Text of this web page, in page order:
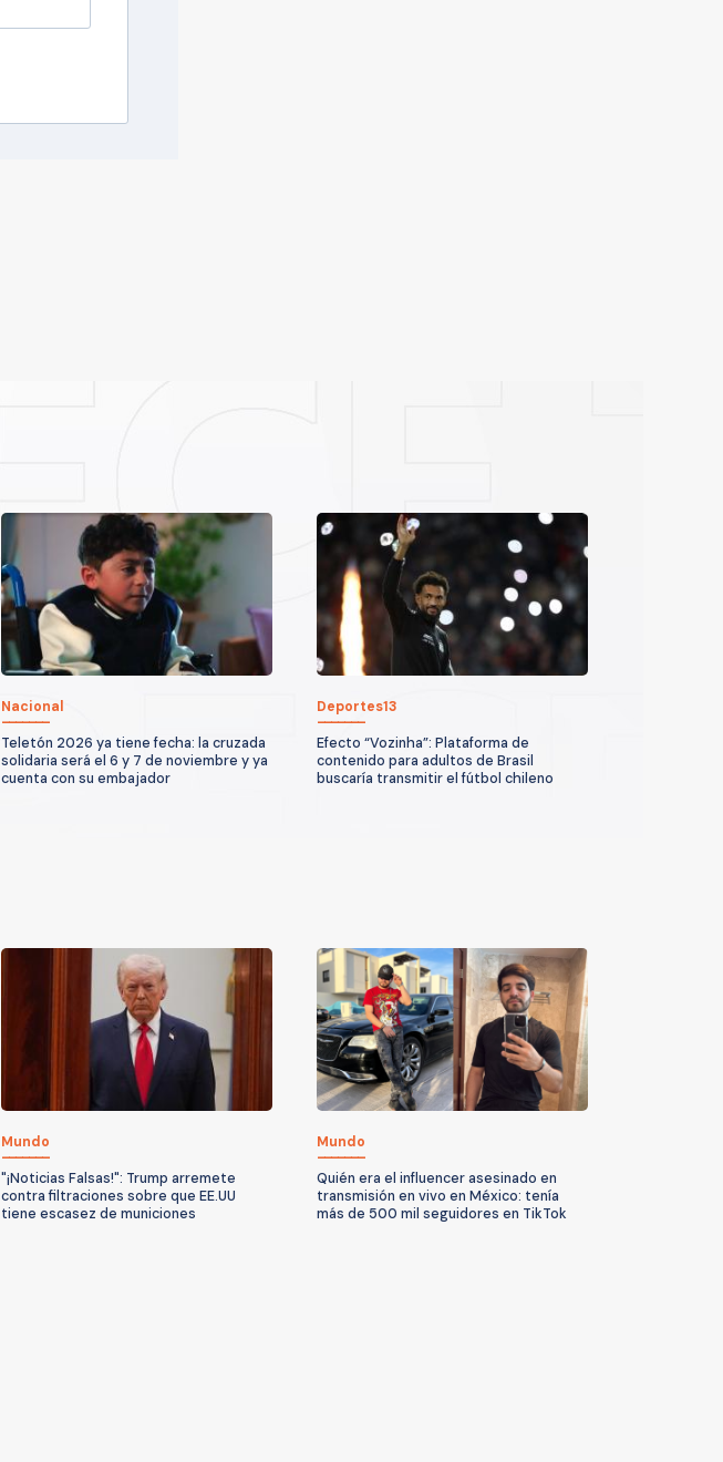
Nacional
Teletón 2026 ya tiene fecha: la cruzada
solidaria será el 6 y 7 de noviembre y ya
cuenta con su embajador
Deportes13
Efecto “Vozinha”: Plataforma de
contenido para adultos de Brasil
buscaría transmitir el fútbol chileno
Mundo
"¡Noticias Falsas!": Trump arremete
contra filtraciones sobre que EE.UU
tiene escasez de municiones
Mundo
Quién era el influencer asesinado en
transmisión en vivo en México: tenía
más de 500 mil seguidores en TikTok